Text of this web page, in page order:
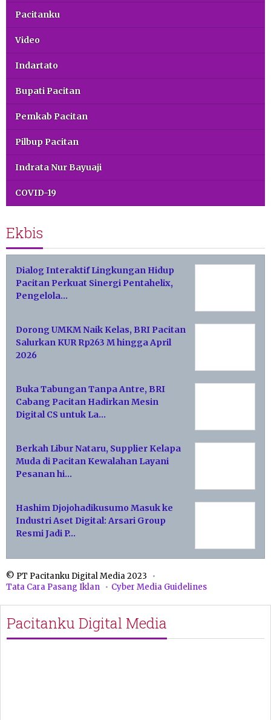
Pacitanku
Video
Indartato
Bupati Pacitan
Pemkab Pacitan
Pilbup Pacitan
Indrata Nur Bayuaji
COVID-19
Ekbis
Dialog Interaktif Lingkungan Hidup
Pacitan Perkuat Sinergi Pentahelix,
Pengelola…
Dorong UMKM Naik Kelas, BRI Pacitan
Salurkan KUR Rp263 M hingga April
2026
Buka Tabungan Tanpa Antre, BRI
Cabang Pacitan Hadirkan Mesin
Digital CS untuk La…
Berkah Libur Nataru, Supplier Kelapa
Muda di Pacitan Kewalahan Layani
Pesanan hi…
Hashim Djojohadikusumo Masuk ke
Industri Aset Digital: Arsari Group
Resmi Jadi P…
© PT Pacitanku Digital Media 2023
Tata Cara Pasang Iklan
Cyber Media Guidelines
Pacitanku Digital Media